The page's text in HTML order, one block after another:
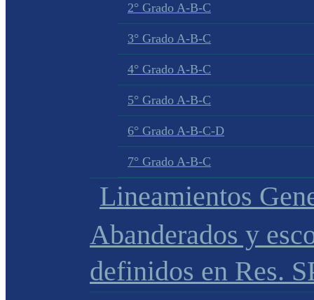
2° Grado A-B-C
3° Grado A-B-C
4° Grado A-B-C
5° Grado A-B-C
6° Grado A-B-C-D
7° Grado A-B-C
Lineamientos
Abanderados y
definidos en Res.